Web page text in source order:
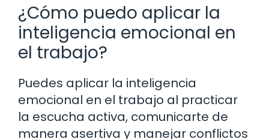
¿Cómo puedo aplicar la
inteligencia emocional en
el trabajo?
Puedes aplicar la inteligencia
emocional en el trabajo al practicar
la escucha activa, comunicarte de
manera asertiva y manejar conflictos